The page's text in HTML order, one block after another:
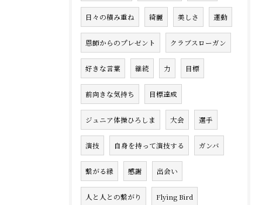
日々の積み重ね 綺麗 美しさ 運動
恩師からのプレゼント クラブスローガン
好きな言葉 継続 力 目標
前向きな気持ち 目標達成
ジュニア体操ひろしま 大会 選手
演技 自身を持って演技する ガンバ
繋がる縁 感謝 出会い
人と人との繋がり Flying Bird